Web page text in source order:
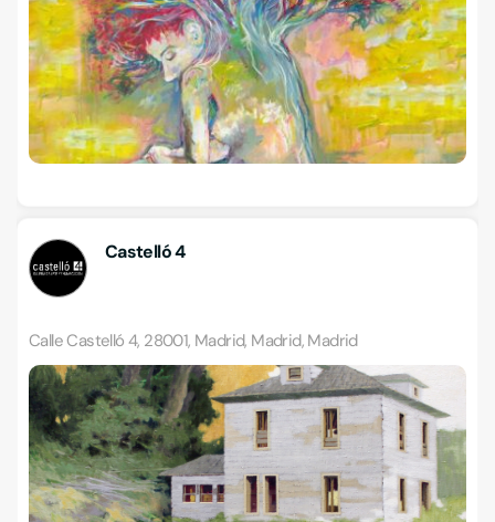
Castelló 4
Calle Castelló 4, 28001, Madrid, Madrid, Madrid